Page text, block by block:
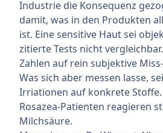
Industrie die Konsequenz
damit, was in den Produkten
ist. Eine sensitive Haut sei
zitierte Tests nicht
Zahlen auf rein subjektive
Was sich aber messen lasse,
Irriationen auf konkrete Stoffe.
Rosazea-Patienten reagieren
Milchsäure.